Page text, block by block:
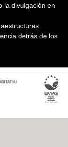
la divulgación en
detrás de los